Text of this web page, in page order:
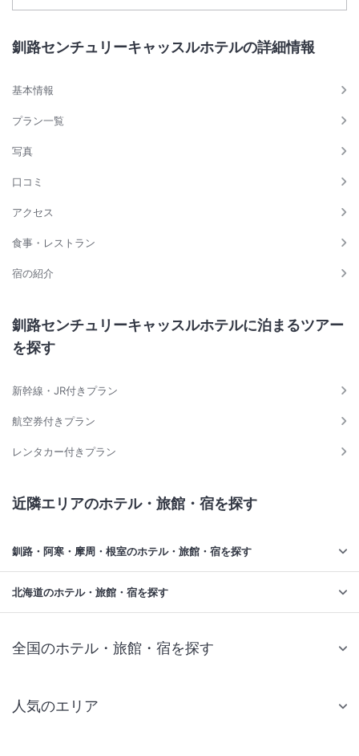
釧路センチュリーキャッスルホテルの詳細情報
基本情報
プラン一覧
写真
口コミ
アクセス
食事・レストラン
宿の紹介
釧路センチュリーキャッスルホテルに泊まるツアー
を探す
新幹線・JR付きプラン
航空券付きプラン
レンタカー付きプラン
近隣エリアのホテル・旅館・宿を探す
釧路・阿寒・摩周・根室のホテル・旅館・宿を探す
北海道のホテル・旅館・宿を探す
全国のホテル・旅館・宿を探す
人気のエリア